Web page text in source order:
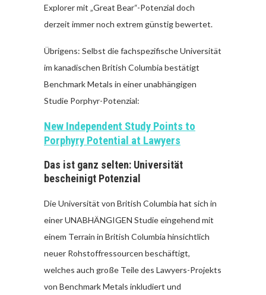
Explorer mit „Great Bear“-Potenzial doch
derzeit immer noch extrem günstig bewertet.
Übrigens: Selbst die fachspezifische Universität
im kanadischen British Columbia bestätigt
Benchmark Metals in einer unabhängigen
Studie Porphyr-Potenzial:
New Independent Study Points to
Porphyry Potential at Lawyers
Das ist ganz selten: Universität
bescheinigt Potenzial
Die Universität von British Columbia hat sich in
einer UNABHÄNGIGEN Studie eingehend mit
einem Terrain in British Columbia hinsichtlich
neuer Rohstoffressourcen beschäftigt,
welches auch große Teile des Lawyers-Projekts
von Benchmark Metals inkludiert und